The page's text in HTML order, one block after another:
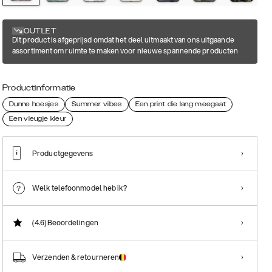
OUTLET
Dit product is afgeprijsd omdat het deel uitmaakt van ons uitgaande
assortiment om ruimte te maken voor nieuwe spannende producten
Productinformatie
Dunne hoesjes Summer vibes
Een print die lang meegaat
Een vleugje kleur
Productgegevens
Welk telefoonmodel heb ik?
(4.6)Beoordelingen
Verzenden & retourneren